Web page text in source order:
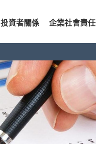
投資者關係 企業社會責任